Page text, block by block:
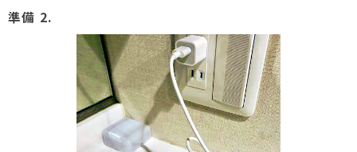
準備 2.